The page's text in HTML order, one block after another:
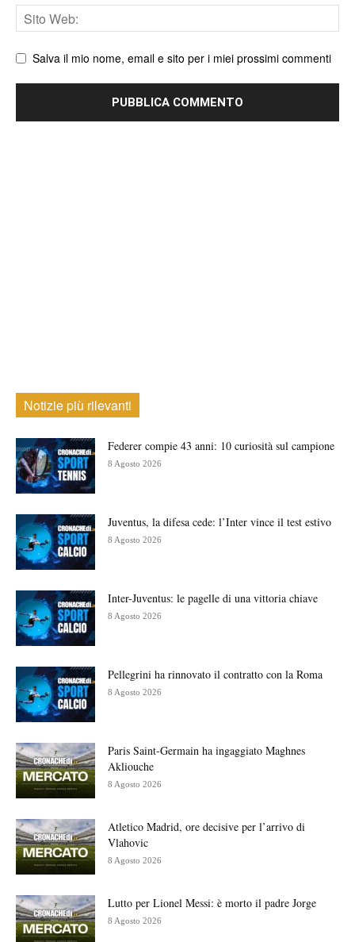
Sito
web
Salva il mio nome, email e sito per i miei prossimi commenti
Notizie più rilevanti
Federer compie 43 anni: 10 curiosità sul campione
8 Agosto 2026
Juventus, la difesa cede: l’Inter vince il test estivo
8 Agosto 2026
Inter-Juventus: le pagelle di una vittoria chiave
8 Agosto 2026
Pellegrini ha rinnovato il contratto con la Roma
8 Agosto 2026
Paris Saint-Germain ha ingaggiato Maghnes
Akliouche
8 Agosto 2026
Atletico Madrid, ore decisive per l’arrivo di
Vlahovic
8 Agosto 2026
Lutto per Lionel Messi: è morto il padre Jorge
8 Agosto 2026